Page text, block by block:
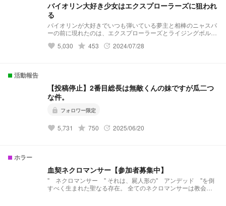
バイオリン大好き少女はエクスプローラーズに狙われ
る
バイオリンが大好きでいつも弾いている夢主と相棒のニャスパ
ーの前に現れたのは、エクスプローラーズとライジングボルテ
密 第3章 5大魔族を探して 第4章 救うために 4.5章 明日へ続く
favorite 5,030 grade 453 update 2024/07/28
活動報告
【投稿停止】2番目総長は無敵くんの妹ですが瓜二つ
な件。
lock フォロワー限定
favorite 5,731 grade 750 update 2025/06/20
ホラー
血契ネクロマンサー【参加者募集中】
" ネクロマンサー " それは、屍人形の" アンデッド "を倒
すべく生まれた聖なる存在。 全てのネクロマンサーは教会に